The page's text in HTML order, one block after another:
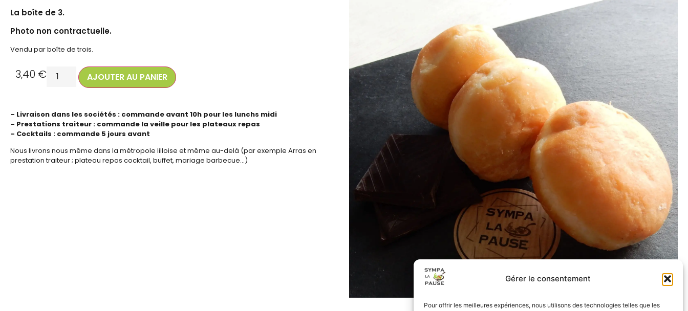
Gérer le consentement
Pour offrir les meilleures expériences, nous utilisons des technologies telles que les
La boîte de 3.
Photo non contractuelle.
Vendu par boîte de trois.
3,40 € AJOUTER AU PANIER
– Livraison dans les sociétés : commande avant 10h pour les lunchs midi
– Prestations traiteur : commande la veille pour les plateaux repas
– Cocktails : commande 5 jours avant
Nous livrons nous même dans la métropole lilloise et même au-delà (par exemple Arras en
prestation traiteur ; plateau repas cocktail, buffet, mariage barbecue…)